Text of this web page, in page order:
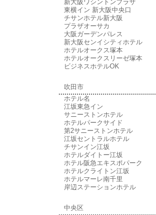
新大阪ワシントンプラザ
東横イン 新大阪中央口
チサンホテル新大阪
プラザオーサカ
大阪ガーデンパレス
新大阪センイシティホテル
ホテルオークス塚本
ホテルオークスリーゼ塚本
ビジネスホテルOK
吹田市
ホテル名
江坂東急イン
サニーストンホテル
ホテルパークサイド
第2サニーストンホテル
江坂セントラルホテル
チサンイン江坂
ホテルダイトー江坂
ホテル阪急エキスポパーク
ホテルクライトン江坂
ホテルマーレ南千里
岸辺ステーションホテル
中央区